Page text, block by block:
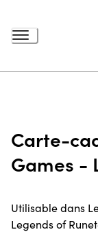
Carte-
Games -
Utilisable dans
Legends of